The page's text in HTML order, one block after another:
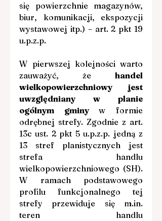
się powierzchnie magazynów,
biur, komunikacji, ekspozycji
wystawowej itp.) – art. 2 pkt 19
u.p.z.p.
W pierwszej kolejności warto
zauważyć, że handel
wielkopowierzchniowy jest
uwzględniany w planie
ogólnym gminy w formie
odrębnej strefy. Zgodnie z art.
13c ust. 2 pkt 5 u.p.z.p. jedną z
13 stref planistycznych jest
strefa handlu
wielkopowierzchniowego (SH).
W ramach podstawowego
profilu funkcjonalnego tej
strefy przewiduje się m.in.
teren handlu